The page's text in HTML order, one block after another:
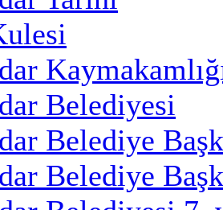
Belediyesi
Belediye
Belediye